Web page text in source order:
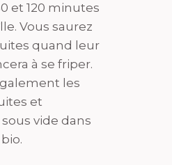
et 120 minutes
Vous saurez
quand leur
à se friper.
les
et
vide dans